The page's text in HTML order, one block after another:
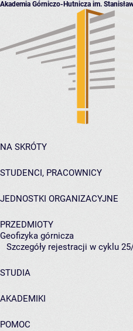
Akademia Górniczo-Hutnicza im.
NA SKRÓTY
STUDENCI, PRACOWNICY
JEDNOSTKI ORGANIZACYJNE
PRZEDMIOTY
Geofizyka górnicza
Szczegóły rejestracji w cyklu
STUDIA
AKADEMIKI
POMOC